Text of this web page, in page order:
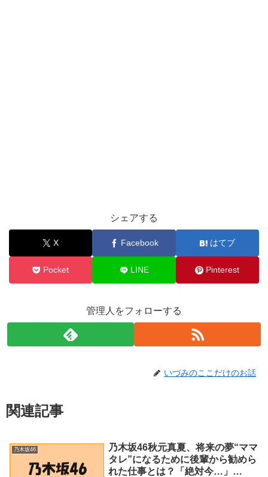
シェアする
X Facebook はてブ
Pocket LINE Pinterest
管理人をフォローする
いづみのここだけのお話
関連記事
乃木坂46
乃木坂46秋元真夏、将来の夢“ママ
タレ”になるために後輩から勧めら
れた仕事とは？「絶対今…」